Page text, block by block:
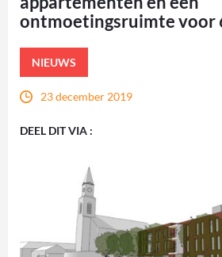
ontmoetingsruimte voor
NIEUWS
23 december 2019
DEEL DIT VIA :